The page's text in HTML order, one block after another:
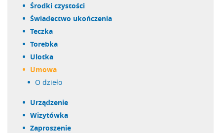
środki czystości
świadectwo ukończenia
teczka
torebka
ulotka
umowa
o dzieło
urządzenie
wizytówka
zaproszenie